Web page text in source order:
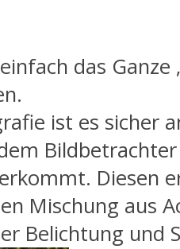
das Ganze
ist es sicher
Diesen
Mischung aus
Belichtung und